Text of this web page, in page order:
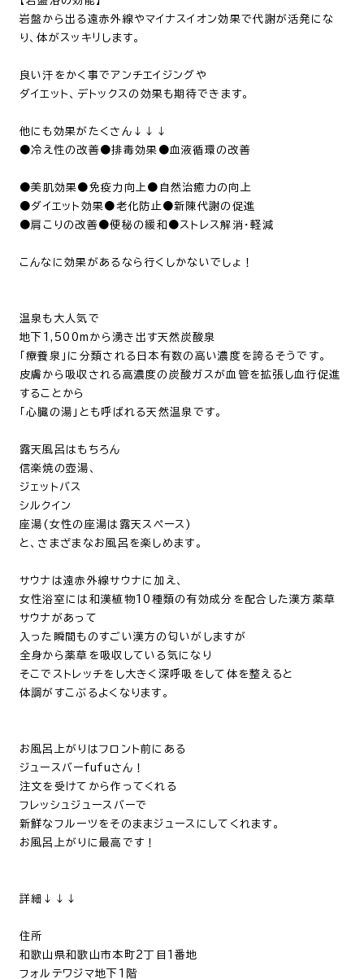
岩盤から出る遠赤外線やマイナスイオン効果で代謝が活発にな
り、体がスッキリします。
良い汗をかく事でアンチエイジングや
ダイエット、 デトックスの効果も期待できます。
他にも効果が たくさん↓↓↓
●冷え性の改善●排毒効果 ● 血液循環の改善
●美肌効果●免疫力向上 ● 自然治癒力の向上
●ダイエット効果●老化防止 ●新陳代謝の促進
●肩こりの改善●便秘の緩和 ●ストレス解消・軽減
こんなに効果があるなら行くしかないでしょ！
温泉も大人気で
地下
1,500m から湧き出す天然炭酸泉
「療養泉」に分類される日本有数の高い濃度を誇るそうです。
皮膚から吸収される高濃度の炭酸ガスが血管を拡張し血行促進
することから
「心臓の湯」とも呼ばれる天然温泉です。
露天風呂はもちろん
信楽焼の壺湯 、
ジェットバス
シルクイン
座湯 ( 女性の座湯は露天スペース )
と、さまざまなお風呂を楽しめます。
サウナは遠赤外線サウナに加え、
女性浴室には和漢植物 10 種類の有効成分を配合した漢方薬草
サウナがあって
入った瞬間ものすごい漢方の匂いがしますが
全身から薬草を吸収している気になり
そこでストレッチをし大きく深呼吸をして体を整えると
体調がすこぶるよくなります。
お風呂上がりはフロント前にある
ジュースバーfufuさん！
注文を受けてから作ってくれる
フレッシュジュースバーで
新鮮なフルーツをそのままジュースにしてくれます。
お風呂上がりに最高です！
詳細↓↓↓
住所
和歌山県和歌山市本町2 丁目 1番地
フォルテワジマ地下
階